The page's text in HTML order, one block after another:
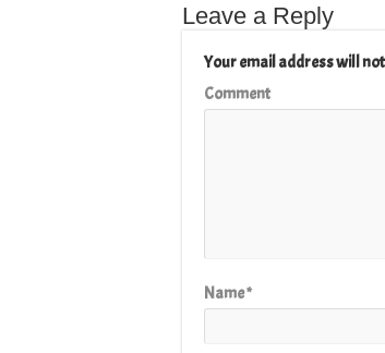
Leave a Reply
Your email address will
Comment
Name*